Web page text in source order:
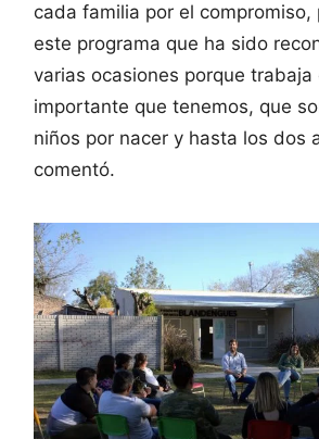
cada familia por el compromiso,
este programa que ha sido
varias ocasiones porque trabaja
importante que tenemos, que
niños por nacer y hasta los dos
comentó.